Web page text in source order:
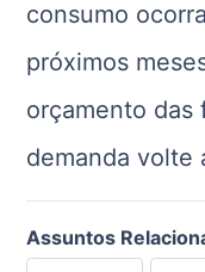
consumo
próximos
orçamento das
demanda volte
Assuntos